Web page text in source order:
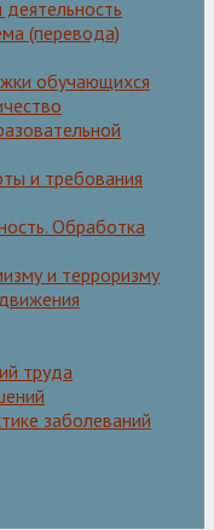
(перевода)
обучающихся
и требования
Обработка
и терроризму
труда
заболеваний